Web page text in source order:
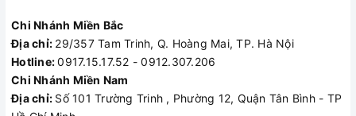
Chi Nhánh Miền Bắc
Địa chỉ: 29/357 Tam Trinh, Q. Hoàng Mai, TP. Hà Nội
Hotline:0917.15.17.52 - 0912.307.206
Chi Nhánh Miền Nam
Địa chỉ: Số 101 Trường Trinh , Phường 12, Quận Tân Bình - TP